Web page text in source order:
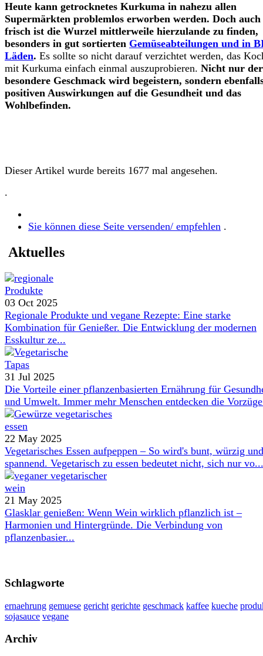
Heute kann getrocknetes Kurkuma in nahezu allen
Supermärkten problemlos erworben werden. Doch auch
frisch ist die Wurzel mittlerweile hierzulande zu finden,
besonders in gut sortierten Gemüseabteilungen und in
Läden. Es sollte so nicht darauf verzichtet werden, das
mit Kurkuma einfach einmal auszuprobieren. Nicht nur der
besondere Geschmack wird begeistern, sondern
positiven Auswirkungen auf die Gesundheit und das
Wohlbefinden.
Dieser Artikel wurde bereits 1677 mal angesehen.
.
Sie können diese Seite versenden/ empfehlen .
Aktuelles
03 Oct 2025
Regionale Produkte und vegane Rezepte: Eine starke
Kombination für Genießer. Die Entwicklung der modernen
Esskultur ze...
31 Jul 2025
Die Vorteile einer pflanzenbasierten Ernährung für
und Umwelt. Immer mehr Menschen entdecken die
22 May 2025
Vegetarisches Essen aufpeppen – So wird's bunt, würzig und
spannend. Vegetarisch zu essen bedeutet nicht, sich nur vo...
21 May 2025
Glasklar genießen: Wenn Wein wirklich pflanzlich ist –
Harmonien und Hintergründe. Die Verbindung von
pflanzenbasier...
Schlagworte
ernaehrung gemuese gericht gerichte geschmack kaffee kueche
sojasauce vegane
Archiv